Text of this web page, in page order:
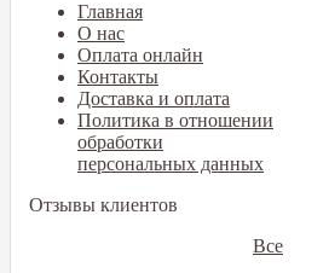
Главная
О нас
Оплата онлайн
Контакты
Доставка и оплата
Политика в отношении
обработки
персональных данных
Отзывы клиентов
Все